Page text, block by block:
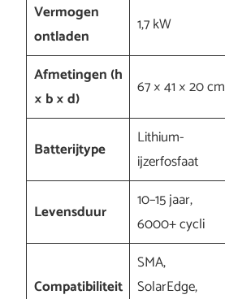
Vermogen
ontladen
1,7 kW
Afmetingen (h
× b × d)
67 × 41 × 20 cm
Batterijtype
Lithium-
ijzerfosfaat
Levensduur
10–15 jaar,
6000+ cycli
Compatibiliteit
SMA,
SolarEdge,